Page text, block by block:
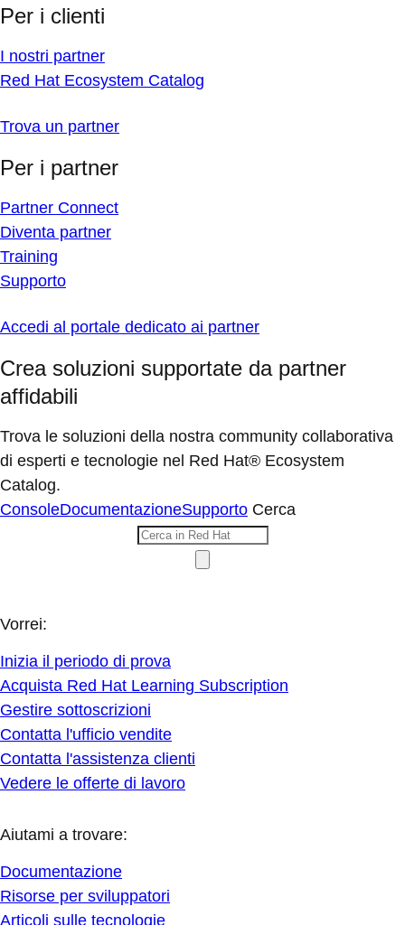
Per i clienti
I nostri partner
Red Hat Ecosystem Catalog
Trova un partner
Per i partner
Partner Connect
Diventa partner
Training
Supporto
Accedi al portale dedicato ai partner
Crea soluzioni supportate da partner
affidabili
Trova le soluzioni della nostra community collaborativa
di esperti e tecnologie nel Red Hat® Ecosystem
Catalog.
ConsoleDocumentazioneSupporto Cerca
Vorrei:
Inizia il periodo di prova
Acquista Red Hat Learning Subscription
Gestire sottoscrizioni
Contatta l'ufficio vendite
Contatta l'assistenza clienti
Vedere le offerte di lavoro
Aiutami a trovare:
Documentazione
Risorse per sviluppatori
Articoli sulle tecnologie